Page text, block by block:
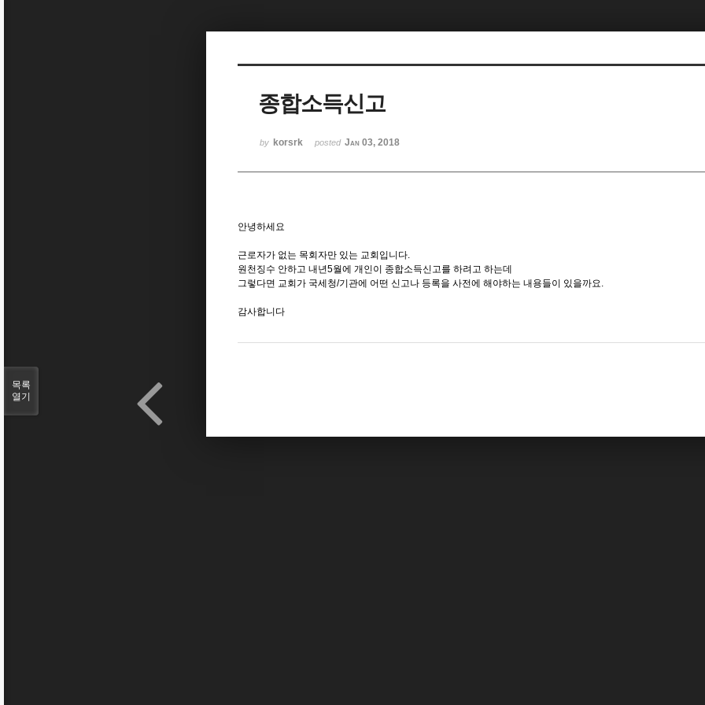
종합소득신고
by korsrk posted Jan 03, 2018
안녕하세요
근로자가 없는 목회자만 있는 교회입니다.
원천징수 안하고 내년5월에 개인이 종합소득신고를 하려고 하는데
그렇다면 교회가 국세청/기관에 어떤 신고나 등록을 사전에 해야하는 내용들이 있을까요.
감사합니다
목록
열기
Sketchbook5, 스케치북5
Sketchbook5, 스케치북5